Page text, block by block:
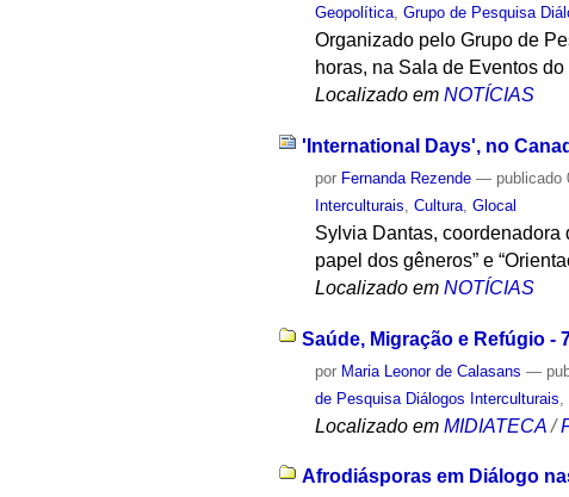
Geopolítica,Grupo de Pesquisa
Organizado pelo Grupo de
horas, na Sala de Eventos do
Localizado em NOTÍCIAS
'International Days', no
por Fernanda Rezende — publicado
Interculturais ,Cultura ,Glocal
Sylvia Dantas, coordenadora
papel dos gêneros” e
Localizado em NOTÍCIAS
Saúde, Migração e Refúgio -
por Maria Leonor de Calasans —
de Pesquisa Diálogos Interculturais ,
Localizado em MIDIATECA /
Afrodiásporas em Diálogo